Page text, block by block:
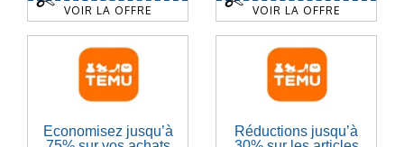
45%
VOIR LA OFFRE VOIR LA OFFRE
Économisez jusqu’à
Réductions jusqu’à